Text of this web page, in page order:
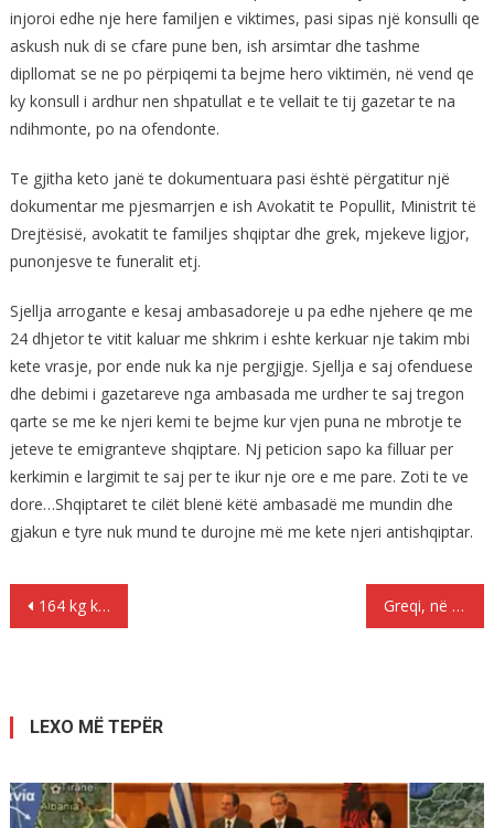
injoroi edhe nje here familjen e viktimes, pasi sipas një konsulli qe
askush nuk di se cfare pune ben, ish arsimtar dhe tashme
dipllomat se ne po përpiqemi ta bejme hero viktimën, në vend qe
ky konsull i ardhur nen shpatullat e te vellait te tij gazetar te na
ndihmonte, po na ofendonte.
Te gjitha keto janë te dokumentuara pasi është përgatitur një
dokumentar me pjesmarrjen e ish Avokatit te Popullit, Ministrit të
Drejtësisë, avokatit te familjes shqiptar dhe grek, mjekeve ligjor,
punonjesve te funeralit etj.
Sjellja arrogante e kesaj ambasadoreje u pa edhe njehere qe me
24 dhjetor te vitit kaluar me shkrim i eshte kerkuar nje takim mbi
kete vrasje, por ende nuk ka nje pergjigje. Sjellja e saj ofenduese
dhe debimi i gazetareve nga ambasada me urdher te saj tregon
qarte se me ke njeri kemi te bejme kur vjen puna ne mbrotje te
jeteve te emigranteve shqiptare. Nj peticion sapo ka filluar per
kerkimin e largimit te saj per te ikur nje ore e me pare. Zoti te ve
dore…Shqiptaret te cilët blenë këtë ambasadë me mundin dhe
gjakun e tyre nuk mund te durojne më me kete njeri antishqiptar.
Lëvizje
164 kg kanabis u konfiskuan në kufirin greko-shqiptar, dyshohet për një 17-vjeçar Greqi, në pranga 13 shqiptarë baronë të drogës
LEXO MË TEPËR